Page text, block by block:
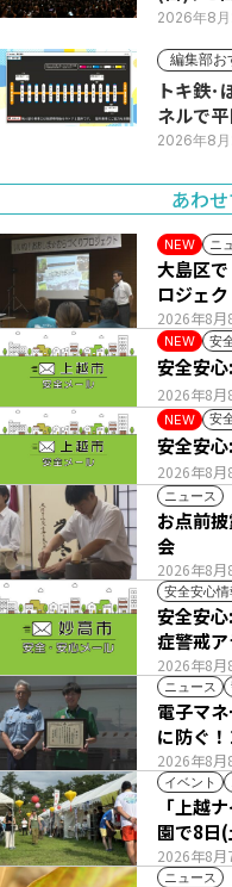
2026年8月
編集部お
トキ鉄･ほく
ネルで
2026年8月
あわ
NEW ニ
2026年8月
大島区
ロジェ
NEW 安
2026年8月
安全安
NEW 安
2026年8月
安全安
ニュース
2026年8月
お点前
会
安全安心情
2026年8月
安全安
症警戒ア
ニュース
2026年8月
電子マ
に防ぐ
イベント
2026年8月
「上越
園で8日
ニュース